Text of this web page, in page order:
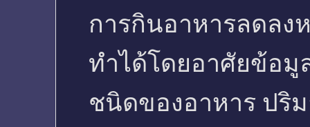
การกินอาหารลดลง
ทำได้โดยอาศัยข้อมู
ชนิดของอาหาร ปริ